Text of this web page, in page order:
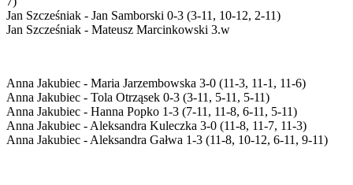
Jan Szcześniak - Jan Samborski 0-3 (3-11, 10-12, 2-11)
Jan Szcześniak - Mateusz Marcinkowski 3.w
Anna Jakubiec - Maria Jarzembowska 3-0 (11-3, 11-1, 11-6)
Anna Jakubiec - Tola Otrząsek 0-3 (3-11, 5-11, 5-11)
Anna Jakubiec - Hanna Popko 1-3 (7-11, 11-8, 6-11, 5-11)
Anna Jakubiec - Aleksandra Kuleczka 3-0 (11-8, 11-7, 11-3)
Anna Jakubiec - Aleksandra Gałwa 1-3 (11-8, 10-12, 6-11, 9-11)